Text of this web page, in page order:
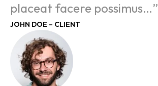
placeat facere possimus…”
JOHN DOE – CLIENT